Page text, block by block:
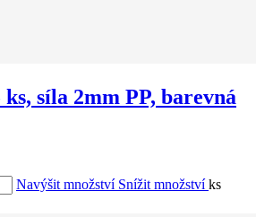
síla 2mm PP, barevná
Navýšit množství Snížit množstvíks